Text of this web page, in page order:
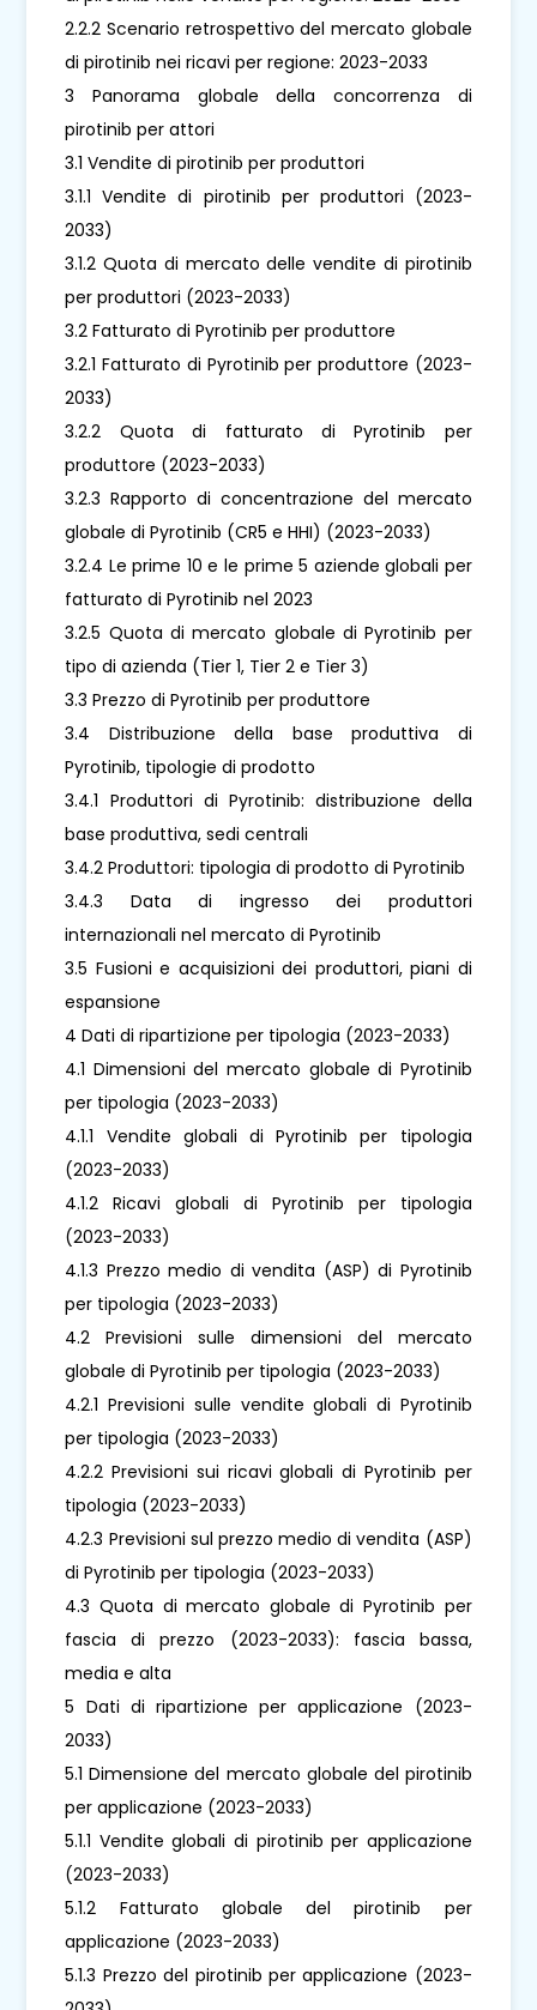
2.2.2 Scenario retrospettivo del mercato globale
di pirotinib nei ricavi per regione: 2023-2033
3 Panorama globale della concorrenza di
pirotinib per attori
3.1 Vendite di pirotinib per produttori
3.1.1 Vendite di pirotinib per produttori (2023-
2033)
3.1.2 Quota di mercato delle vendite di pirotinib
per produttori (2023-2033)
3.2 Fatturato di Pyrotinib per produttore
3.2.1 Fatturato di Pyrotinib per produttore (2023-
2033)
3.2.2 Quota di fatturato di Pyrotinib per
produttore (2023-2033)
3.2.3 Rapporto di concentrazione del mercato
globale di Pyrotinib (CR5 e HHI) (2023-2033)
3.2.4 Le prime 10 e le prime 5 aziende globali per
fatturato di Pyrotinib nel 2023
3.2.5 Quota di mercato globale di Pyrotinib per
tipo di azienda (Tier 1, Tier 2 e Tier 3)
3.3 Prezzo di Pyrotinib per produttore
3.4 Distribuzione della base produttiva di
Pyrotinib, tipologie di prodotto
3.4.1 Produttori di Pyrotinib: distribuzione della
base produttiva, sedi centrali
3.4.2 Produttori: tipologia di prodotto di Pyrotinib
3.4.3 Data di ingresso dei produttori
internazionali nel mercato di Pyrotinib
3.5 Fusioni e acquisizioni dei produttori, piani di
espansione
4 Dati di ripartizione per tipologia (2023-2033)
4.1 Dimensioni del mercato globale di Pyrotinib
per tipologia (2023-2033)
4.1.1 Vendite globali di Pyrotinib per tipologia
(2023-2033)
4.1.2 Ricavi globali di Pyrotinib per tipologia
(2023-2033)
4.1.3 Prezzo medio di vendita (ASP) di Pyrotinib
per tipologia (2023-2033)
4.2 Previsioni sulle dimensioni del mercato
globale di Pyrotinib per tipologia (2023-2033)
4.2.1 Previsioni sulle vendite globali di Pyrotinib
per tipologia (2023-2033)
4.2.2 Previsioni sui ricavi globali di Pyrotinib per
tipologia (2023-2033)
4.2.3 Previsioni sul prezzo medio di vendita (ASP)
di Pyrotinib per tipologia (2023-2033)
4.3 Quota di mercato globale di Pyrotinib per
fascia di prezzo (2023-2033): fascia bassa,
media e alta
5 Dati di ripartizione per applicazione (2023-
2033)
5.1 Dimensione del mercato globale del pirotinib
per applicazione (2023-2033)
5.1.1 Vendite globali di pirotinib per applicazione
(2023-2033)
5.1.2 Fatturato globale del pirotinib per
applicazione (2023-2033)
5.1.3 Prezzo del pirotinib per applicazione (2023-